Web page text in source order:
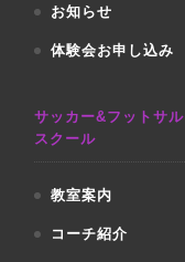
お知らせ
体験会お申し込み
サッカー&フットサル
スクール
教室案内
コーチ紹介